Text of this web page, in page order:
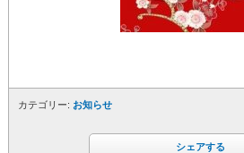
カテゴリー: お知らせ
シェアする